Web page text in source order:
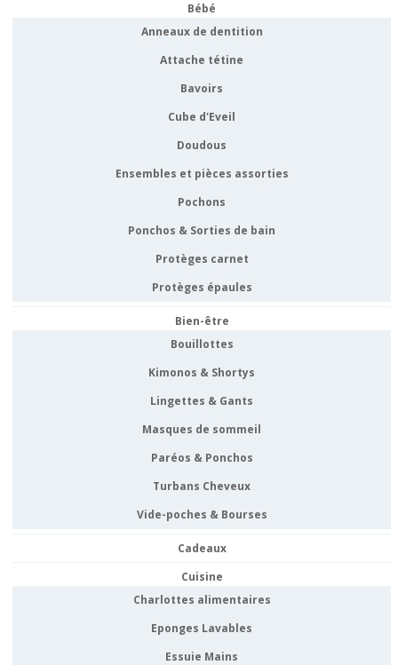
Bébé
Anneaux de dentition
Attache tétine
Bavoirs
Cube d'Eveil
Doudous
Ensembles et pièces assorties
Pochons
Ponchos & Sorties de bain
Protèges carnet
Protèges épaules
Bien-être
Bouillottes
Kimonos & Shortys
Lingettes & Gants
Masques de sommeil
Paréos & Ponchos
Turbans Cheveux
Vide-poches & Bourses
Cadeaux
Cuisine
Charlottes alimentaires
Eponges Lavables
Essuie Mains